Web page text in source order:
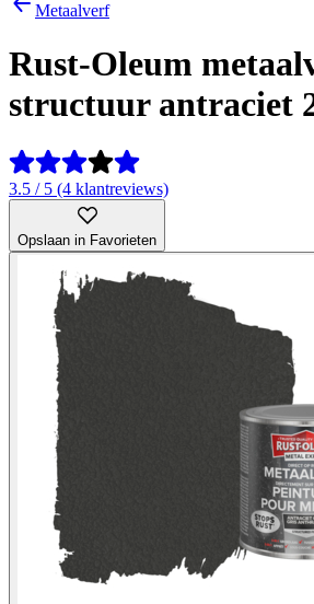
Metaalverf
Rust-Oleum
structuur antraciet
3.5 / 5 (4 klantreviews)
Opslaan in Favorieten